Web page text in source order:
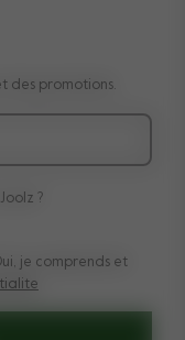
des promotions.
?
je comprends et
je comprends et